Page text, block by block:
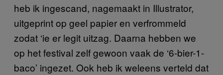
heb ik ingescand, nagemaakt in Illustrator,
uitgeprint op geel papier en verfrommeld
zodat ‘ie er legit uitzag. Daarna hebben we
op het festival zelf gewoon vaak de ‘6-bier-1-
baco’ ingezet. Ook heb ik weleens verteld dat